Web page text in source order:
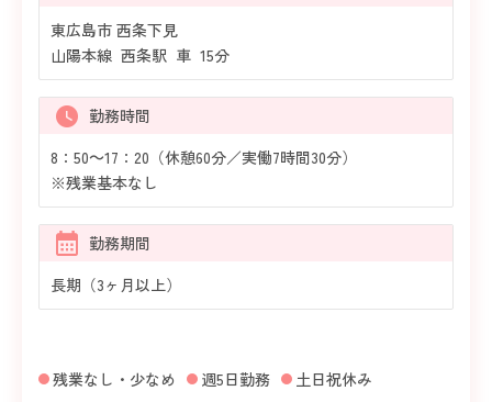
東広島市 西条下見
山陽本線 西条駅 車 15分
勤務時間
8：50～17：20（休憩60分／実働7時間30分）
※残業基本なし
勤務期間
長期（3ヶ月以上）
残業なし・少なめ 週5日勤務
土日祝休み